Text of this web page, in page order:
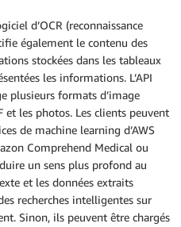
d’OCR (reconnaissance
également le contenu des
stockées dans les tableaux
les informations. L’API
plusieurs formats d’image
et les photos. Les clients peuvent
de machine learning d’AWS
Comprehend Medical ou
un sens plus profond au
et les données extraits
recherches intelligentes sur
Sinon, ils peuvent être chargés